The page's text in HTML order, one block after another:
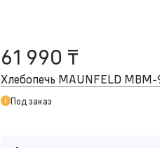
61 990 ₸
Хлебопечь MAUNFELD
Под заказ